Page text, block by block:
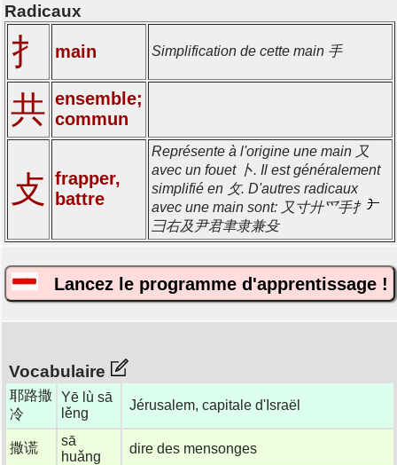
Radicaux
扌 main Simplification de cette main 手
共 ensemble;
commun
攴 frapper,
battre
Représente à l'origine une main 又
avec un fouet 卜. Il est généralement
simplifié en 攵. D'autres radicaux
avec une main sont: 又寸廾爫手扌
彐右及尹君聿隶兼殳
Lancez le programme d'apprentissage !
Vocabulaire
耶路撒
冷
Yē lù sā
lěng
Jérusalem, capitale d'Israël
撒谎
sā
huǎng
dire des mensonges